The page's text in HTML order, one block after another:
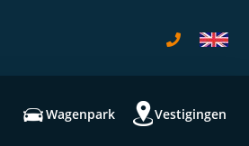
Wagenpark Vestigingen